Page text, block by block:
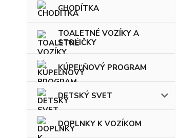
CHODÍTKA
TOALETNÉ VOZÍKY A
STOLIČKY
KÚPEĽŇOVÝ PROGRAM
DETSKÝ SVET
DOPLNKY K VOZÍKOM